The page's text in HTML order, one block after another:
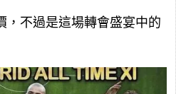
，不過是這場轉會盛宴中的